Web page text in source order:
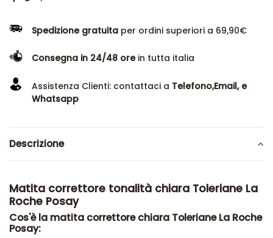
Spedizione gratuita per ordini superiori a 69,90€
Consegna in 24/48 orein tutta italia
Assistenza Clienti: contattaci a Telefono,Email, e
Whatsapp
Descrizione
Matita correttore tonalità chiara Toleriane La
Roche Posay
Cos'è la matita correttore chiara Toleriane La Roche
Posay: